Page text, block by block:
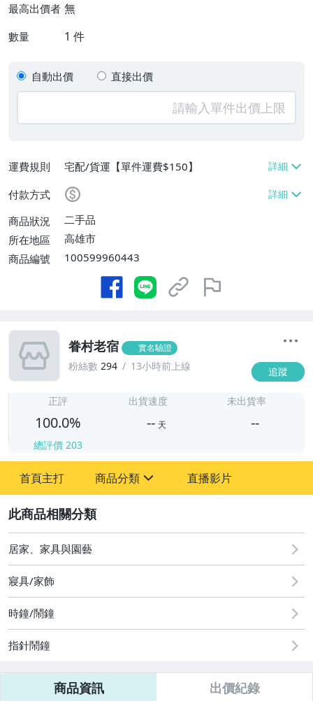
最高出價者 無
數量 1 件
自動出價 直接出價
運費規則
宅配/貨運【單件運費$150】
付款方式
商品狀況
二手品
所在地區
高雄市
商品編號
100599960443
眷村老宿 實名驗證
粉絲數 294 13小時前上線 追蹤
正評
100.0%
總評價 203
出貨速度
-- 天
未出貨率
--
首頁主打 商品分類
圖書/影音/文具
古董、藝術與礦石
手機、配件與通訊
居家、家具與園藝
直播影片
居家、家具與園藝
寢具/家飾
時鐘/鬧鐘
指針鬧鐘
商品資訊 出價紀錄